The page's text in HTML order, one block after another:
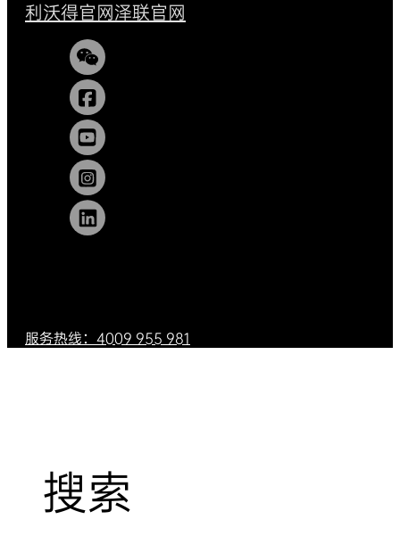
利沃得官网泽联官网
服务热线：4009 955 981
搜索